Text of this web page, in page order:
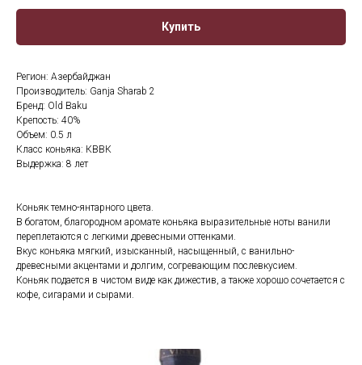
Купить
Регион: Азербайджан
Производитель: Ganja Sharab 2
Бренд: Old Baku
Крепость: 40%
Объем: 0.5 л
Класс коньяка: КВВК
Выдержка: 8 лет
Коньяк темно-янтарного цвета.
В богатом, благородном аромате коньяка выразительные ноты ванили
переплетаются с легкими древесными оттенками.
Вкус коньяка мягкий, изысканный, насыщенный, с ванильно-
древесными акцентами и долгим, согревающим послевкусием.
Коньяк подается в чистом виде как дижестив, а также хорошо сочетается с
кофе, сигарами и сырами.